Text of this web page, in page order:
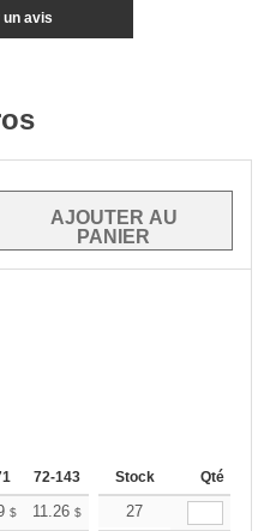
avis
72-143 144-287 288 +
Stock Qté
$ 11.26 $ 10.69$
27